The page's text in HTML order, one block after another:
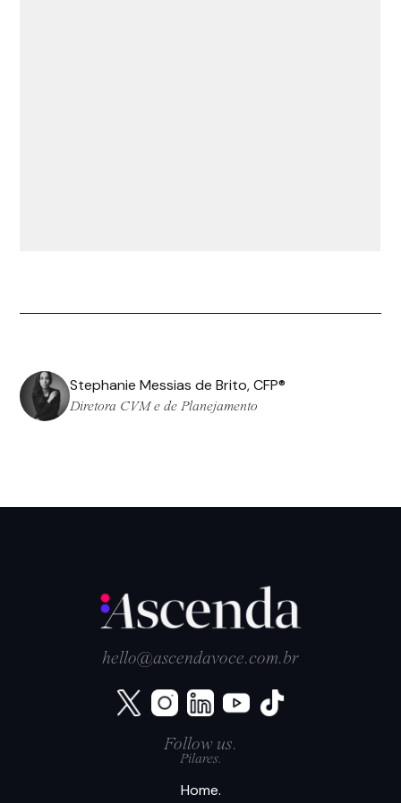
Stephanie Messias de Brito, CFP®
Diretora CVM e de Planejamento
hello@ascendavoce.com.br
Follow us.
Pilares.
Home.